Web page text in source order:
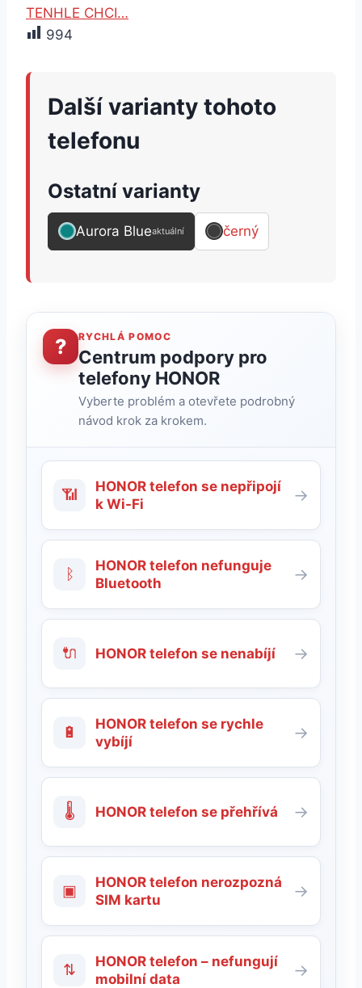
TENHLE CHCI…
994
Další varianty tohoto
telefonu
Ostatní varianty
Aurora Blueaktuální černý
? RYCHLÁ POMOC
Centrum podpory pro
telefony HONOR
Vyberte problém a otevřete podrobný
návod krok za krokem.
📶
HONOR telefon se nepřipojí
k Wi-Fi
→
ᛒ
HONOR telefon nefunguje
Bluetooth
→
🔌 HONOR telefon se nenabíjí →
🔋
HONOR telefon se rychle
vybíjí
→
🌡 HONOR telefon se přehřívá →
▣
HONOR telefon nerozpozná
SIM kartu
→
⇅
HONOR telefon – nefungují
mobilní data
→